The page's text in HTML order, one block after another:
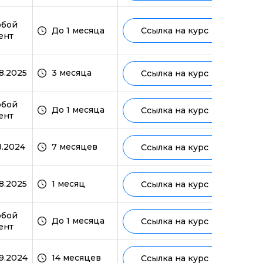
До 1 месяца Ссылка на курс
3 месяца Ссылка на курс
До 1 месяца Ссылка на курс
7 месяцев Ссылка на курс
1 месяц Ссылка на курс
До 1 месяца Ссылка на курс
14 месяцев Ссылка на курс